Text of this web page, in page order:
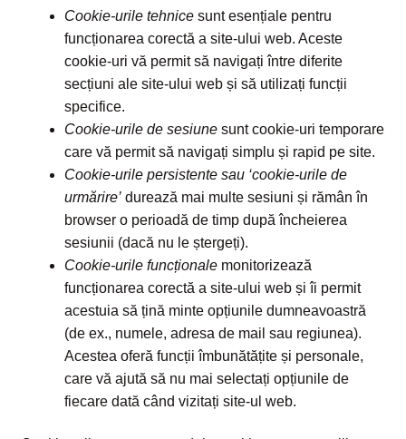
Cookie-urile tehnicesunt esențiale pentru
funcționarea corectă a site-ului web. Aceste
cookie-uri vă permit să navigați între diferite
secțiuni ale site-ului web și să utilizați funcții
specifice.
Cookie-urile de sesiunesunt cookie-uri temporare
care vă permit să navigați simplu și rapid pe site.
Cookie-urile persistente sau ‘cookie-urile de
urmărire’durează mai multe sesiuni și rămân în
browser o perioadă de timp după încheierea
sesiunii (dacă nu le ștergeți).
Cookie-urile funcționalemonitorizează
funcționarea corectă a site-ului web și îi permit
acestuia să țină minte opțiunile dumneavoastră
(de ex., numele, adresa de mail sau regiunea).
Acestea oferă funcții îmbunătățite și personale,
care vă ajută să nu mai selectați opțiunile de
fiecare dată când vizitați site-ul web.